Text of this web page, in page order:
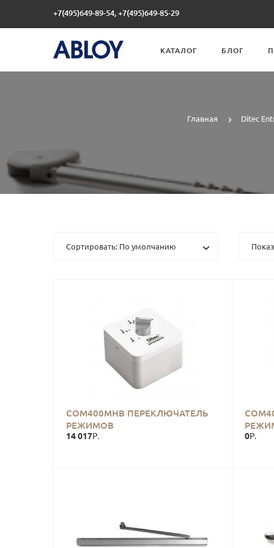
+7(495)649-89-54, +7(495)649-85-29
КАТАЛОГ БЛОГ
Главная Ditec
Сортировать: По умолчанию
COM400MHB ПЕРЕКЛЮЧАТЕЛЬ
РЕЖИМОВ
14 017 Р. 0 Р.